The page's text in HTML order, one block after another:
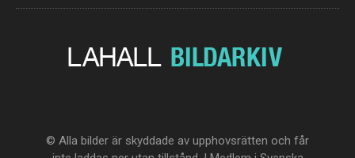
© Alla bilder är skyddade av upphovsrätten och får